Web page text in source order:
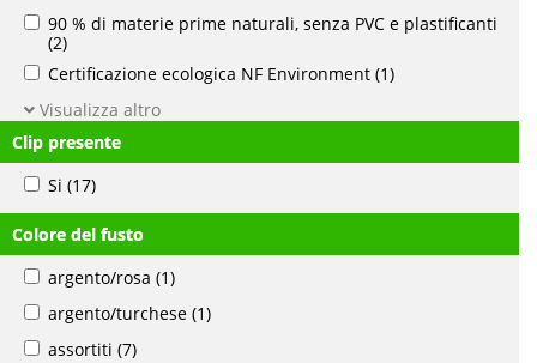
90 % di materie prime naturali, senza PVC e plastificanti
(2)
Certificazione ecologica NF Environment (1)
Visualizza altro
Clip presente
Si (17)
Colore del fusto
argento/rosa (1)
argento/turchese (1)
assortiti (7)